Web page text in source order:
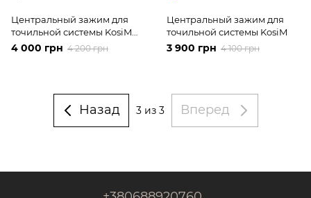
Центральный зажим для
точильной системы KosiM
Модель 3
4 000 грн 4 200 грн
Центральный зажим для
точильной системы KosiM
3 900 грн 4 100 грн
Назад 3из 3 Вперед